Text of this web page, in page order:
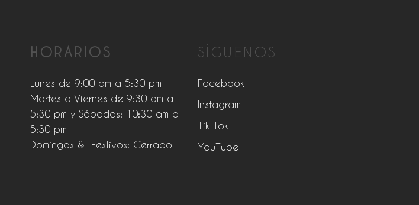
HORARIOS
Lunes de 9:00 am a 5:30 pm
Martes a Viernes de 9:30 am a
5:30 pm y Sábados: 10:30 am a
5:30 pm
Domingos & Festivos: Cerrado
SÍGUENOS
Facebook
Instagram
Tik Tok
YouTube